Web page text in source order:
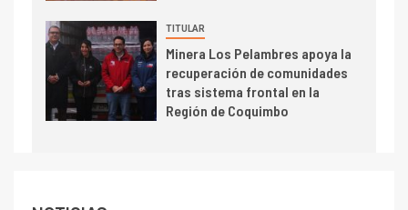
4
Informe bimensual de
Cochilco: precio del cobre
alcanza máximos por escasez
de concentrados
TITULAR
Minera Los Pelambres apoya la
recuperación de comunidades
tras sistema frontal en la
Región de Coquimbo